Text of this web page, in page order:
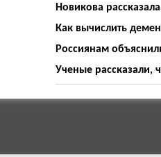
Новикова
Как вычислить
Россиянам
Ученые рассказали,